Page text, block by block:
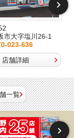
市大字塩川26-1
023-636
店舗詳細
一覧